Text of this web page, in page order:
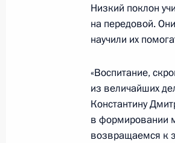
4 декабря
Заседание
4 декабря 2023
1 декабря
Низкий поклон
на передовой.
научили их
«Воспитание,
из величайших
Константину
в формировании
возвращаемся к